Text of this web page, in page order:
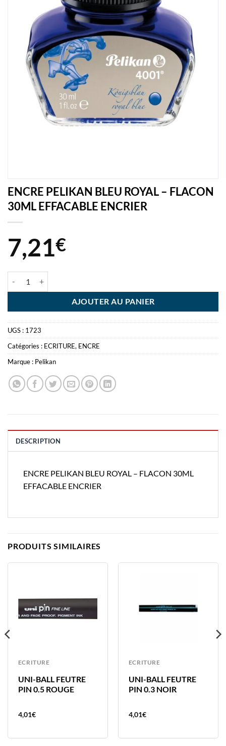
ENCRE PELIKAN BLEU ROYAL – FLACON
30ML EFFACABLE ENCRIER
7,21€
AJOUTER AU PANIER
UGS : 1723
Catégories : ECRITURE, ENCRE
Marque : Pelikan
DESCRIPTION
ENCRE PELIKAN BLEU ROYAL – FLACON 30ML
EFFACABLE ENCRIER
PRODUITS SIMILAIRES
ECRITURE
UNI-BALL FEUTRE
PIN 0.5 ROUGE
4,01€
ECRITURE
UNI-BALL FEUTRE
PIN 0.3 NOIR
4,01€